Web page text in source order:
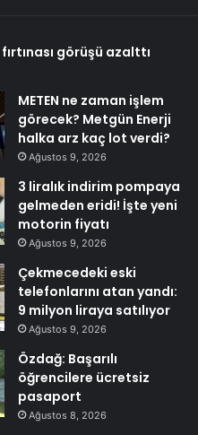
görüşü azalttı
METEN ne zaman işlem
görecek? Metgün Enerji
halka arz kaç lot verdi?
Ağustos 9, 2026
3 liralık indirim pompaya
gelmeden eridi! İşte yeni
motorin fiyatı
Ağustos 9, 2026
Çekmecedeki eski
telefonlarını atan yandı:
9 milyon liraya satılıyor
Ağustos 9, 2026
Özdağ: Başarılı
öğrencilere ücretsiz
pasaport
Ağustos 8, 2026